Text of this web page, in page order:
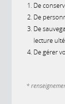
De
De
De
lecture
De gérer
*